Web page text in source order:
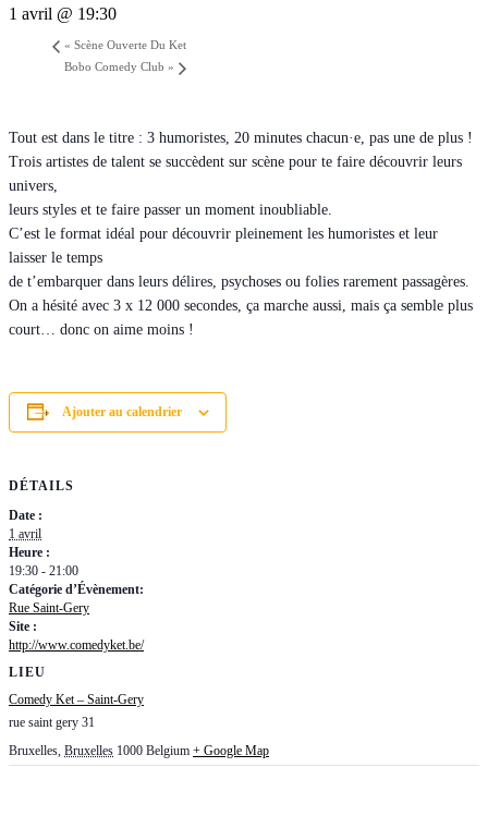
1 avril @ 19:30
« Scène Ouverte Du Ket
Bobo Comedy Club »
Tout est dans le titre : 3 humoristes, 20 minutes chacun·e, pas une de plus !
Trois artistes de talent se succèdent sur scène pour te faire découvrir leurs
univers,
leurs styles et te faire passer un moment inoubliable.
C’est le format idéal pour découvrir pleinement les humoristes et leur
laisser le temps
de t’embarquer dans leurs délires, psychoses ou folies rarement passagères.
On a hésité avec 3 x 12 000 secondes, ça marche aussi, mais ça semble plus
court… donc on aime moins !
Ajouter au calendrier
DÉTAILS
Date :
1 avril
Heure :
19:30 - 21:00
Catégorie d’Évènement:
Rue Saint-Gery
Site :
http://www.comedyket.be/
LIEU
Comedy Ket – Saint-Gery
rue saint gery 31
Bruxelles Bruxelles 1000 Belgium + Google Map